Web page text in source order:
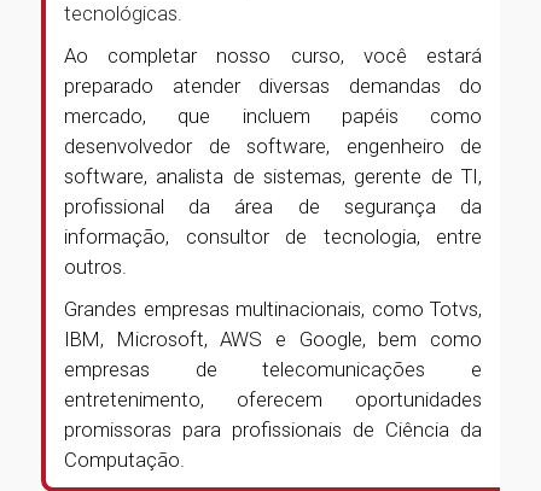
tecnológicas.
Ao completar nosso curso, você estará
preparado atender diversas demandas do
mercado, que incluem papéis como
desenvolvedor de software, engenheiro de
software, analista de sistemas, gerente de TI,
profissional da área de segurança da
informação, consultor de tecnologia, entre
outros.
Grandes empresas multinacionais, como Totvs,
IBM, Microsoft, AWS e Google, bem como
empresas de telecomunicações e
entretenimento, oferecem oportunidades
promissoras para profissionais de Ciência da
Computação.